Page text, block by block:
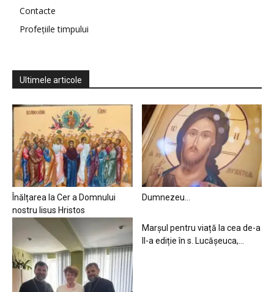
Contacte
Profețiile timpului
Ultimele articole
Înălțarea la Cer a Domnului
nostru Iisus Hristos
Dumnezeu…
Marșul pentru viață la cea de-a
II-a ediție în s. Lucășeuca,...